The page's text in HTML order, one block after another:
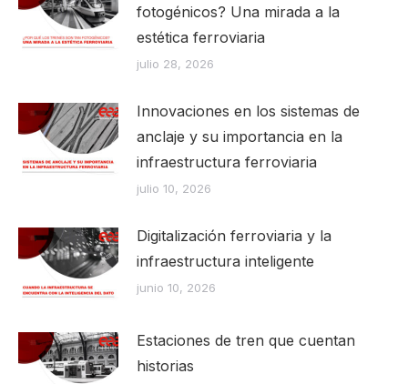
fotogénicos? Una mirada a la
estética ferroviaria
julio 28, 2026
Innovaciones en los sistemas de
anclaje y su importancia en la
infraestructura ferroviaria
julio 10, 2026
Digitalización ferroviaria y la
infraestructura inteligente
junio 10, 2026
Estaciones de tren que cuentan
historias